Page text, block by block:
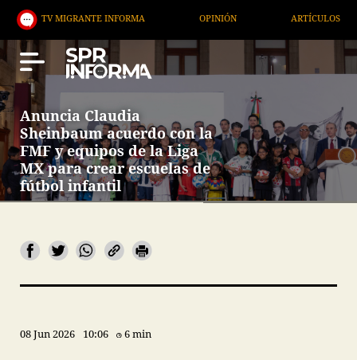
MIGRANTE INFORMA ARTÍCULOS
Anuncia Claudia
Sheinbaum acuerdo con la
FMF y equipos de la Liga
MX para crear escuelas de
fútbol infantil
08 Jun 2026 10:06 6 min